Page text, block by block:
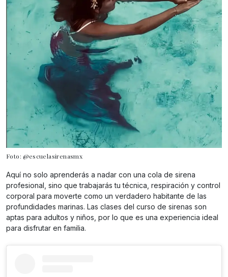
Foto: @escuelasirenasmx
Aquí no solo aprenderás a nadar con una cola de sirena
profesional, sino que trabajarás tu técnica, respiración y control
corporal para moverte como un verdadero habitante de las
profundidades marinas. Las clases del curso de sirenas son
aptas para adultos y niños, por lo que es una experiencia ideal
para disfrutar en familia.